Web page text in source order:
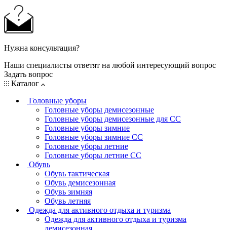
Нужна консультация?
Наши специалисты ответят на любой интересующий вопрос
Задать вопрос
Каталог
Головные уборы
Головные уборы демисезонные
Головные уборы демисезонные для СС
Головные уборы зимние
Головные уборы зимние СС
Головные уборы летние
Головные уборы летние СС
Обувь
Обувь тактическая
Обувь демисезонная
Обувь зимняя
Обувь летняя
Одежда для активного отдыха и туризма
Одежда для активного отдыха и туризма